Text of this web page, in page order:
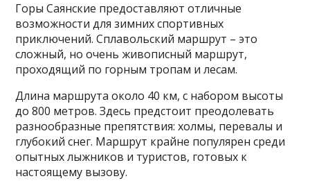
Горы Саянские предоставляют отличные
возможности для зимних спортивных
приключений. Сплавольский маршрут – это
сложный, но очень живописный маршрут,
проходящий по горным тропам и лесам.
Длина маршрута около 40 км, с набором высоты
до 800 метров. Здесь предстоит преодолевать
разнообразные препятствия: холмы, перевалы и
глубокий снег. Маршрут крайне популярен среди
опытных лыжников и туристов, готовых к
настоящему вызову.